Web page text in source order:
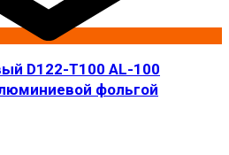
D122-T100 AL-100
фольгой